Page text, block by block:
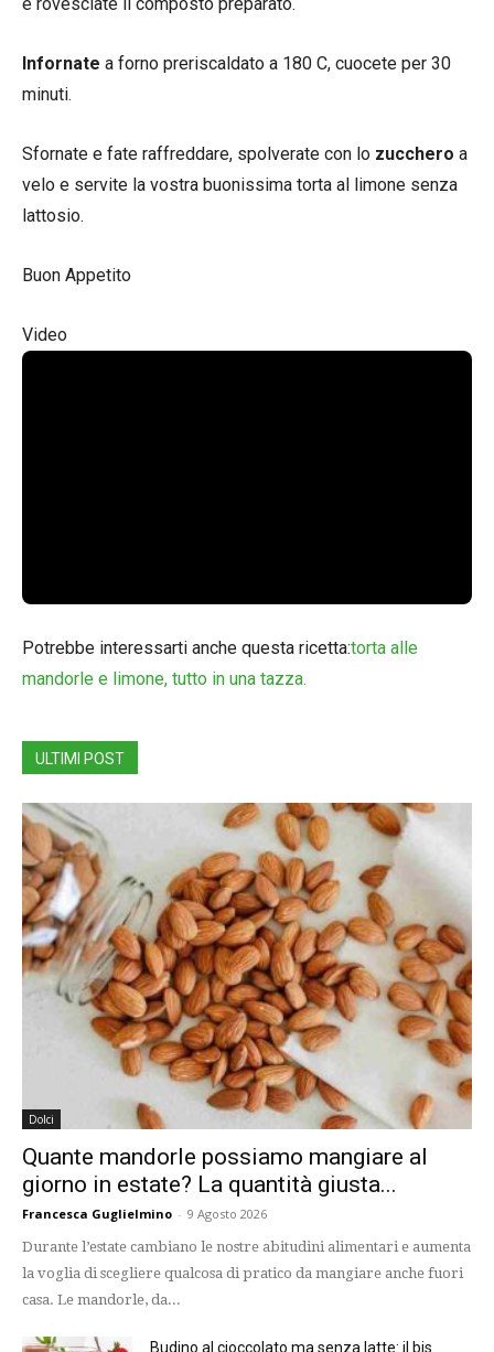
Infornate a forno preriscaldato a 180 C, cuocete per 30
minuti.
Sfornate e fate raffreddare, spolverate con lo zucchero a
velo e servite la vostra buonissima torta al limone senza
lattosio.
Buon Appetito
Video
Potrebbe interessarti anche questa ricetta:torta alle
mandorle e limone, tutto in una tazza.
ULTIMI POST
Dolci
Quante mandorle possiamo mangiare al
giorno in estate? La quantità giusta...
Francesca Guglielmino - 9 Agosto 2026
Durante l’estate cambiano le nostre abitudini alimentari e aumenta
la voglia di scegliere qualcosa di pratico da mangiare anche fuori
casa. Le mandorle, da...
Budino al cioccolato ma senza latte: il bis